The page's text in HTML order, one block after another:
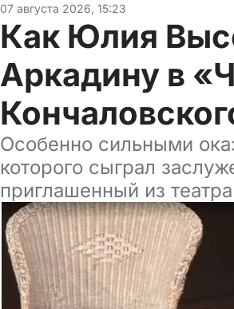
07 августа 2026, 15:23
Как Юлия
Аркадину в
Особенно сильными
которого сыграл
приглашенный из